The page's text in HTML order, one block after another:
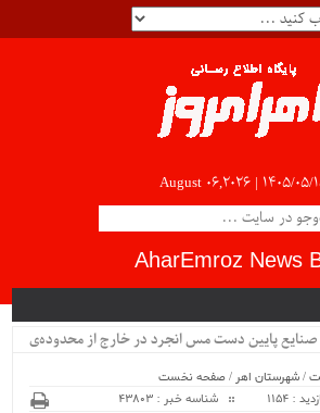
August 06,2026 | ۰۵/۱۵
AharEmroz News
صنایع پایین دست مس انجرد در خارج از محدوده‌ی
/شهرستان اهر /صفحه نخست
: 1154 شناسه خبر : 43803